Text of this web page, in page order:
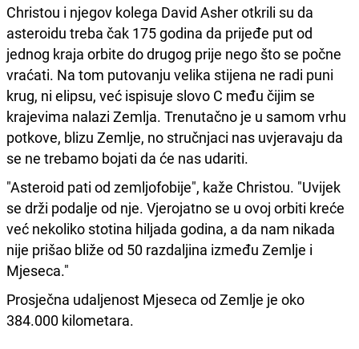
Christou i njegov kolega David Asher otkrili su da
asteroidu treba čak 175 godina da prijeđe put od
jednog kraja orbite do drugog prije nego što se počne
vraćati. Na tom putovanju velika stijena ne radi puni
krug, ni elipsu, već ispisuje slovo C među čijim se
krajevima nalazi Zemlja. Trenutačno je u samom vrhu
potkove, blizu Zemlje, no stručnjaci nas uvjeravaju da
se ne trebamo bojati da će nas udariti.
"Asteroid pati od zemljofobije", kaže Christou. "Uvijek
se drži podalje od nje. Vjerojatno se u ovoj orbiti kreće
već nekoliko stotina hiljada godina, a da nam nikada
nije prišao bliže od 50 razdaljina između Zemlje i
Mjeseca."
Prosječna udaljenost Mjeseca od Zemlje je oko
384.000 kilometara.